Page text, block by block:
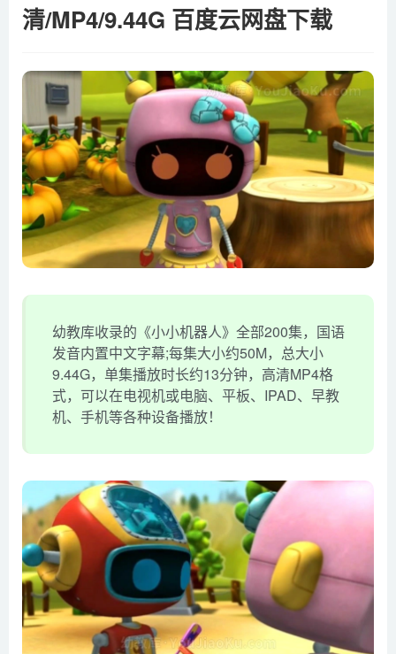
清/MP4/9.44G 百度云网盘下载
幼教库收录的《小小机器人》全部200集，国语
发音内置中文字幕;每集大小约50M，总大小
9.44G，单集播放时长约13分钟，高清MP4格
式，可以在电视机或电脑、平板、IPAD、早教
机、手机等各种设备播放！